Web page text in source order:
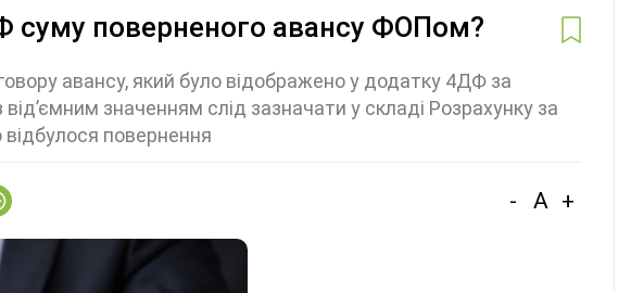
суму поверненого авансу ФОПом?
авансу, який було відображено у додатку 4ДФ за
значенням слід зазначати у складі Розрахунку за
повернення
- A +